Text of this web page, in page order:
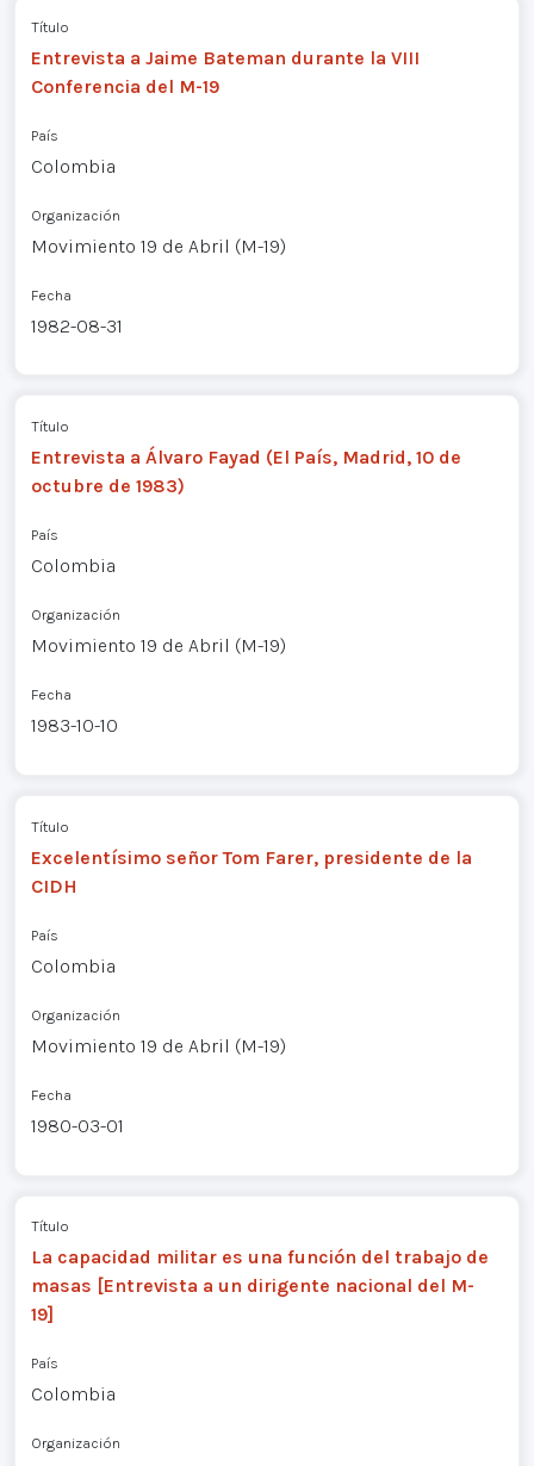
Título
Entrevista a Jaime Bateman durante la VIII
Conferencia del M-19
País
Colombia
Organización
Movimiento 19 de Abril (M-19)
Fecha
1982-08-31
Título
Entrevista a Álvaro Fayad (El País, Madrid, 10 de
octubre de 1983)
País
Colombia
Organización
Movimiento 19 de Abril (M-19)
Fecha
1983-10-10
Título
Excelentísimo señor Tom Farer, presidente de la
CIDH
País
Colombia
Organización
Movimiento 19 de Abril (M-19)
Fecha
1980-03-01
Título
La capacidad militar es una función del trabajo de
masas [Entrevista a un dirigente nacional del M-
19]
País
Colombia
Organización